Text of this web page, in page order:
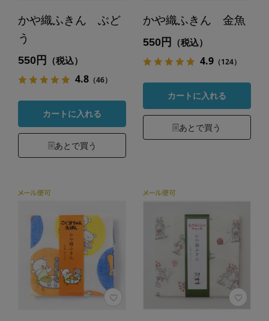
かや織ふきん ぶど
う
550円 （税込）
4.8（46）
カートに入れる
あとで買う
かや織ふきん 金魚
550円 （税込）
4.9（124）
カートに入れる
あとで買う